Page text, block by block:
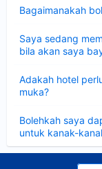
Bagaimanakah
Saya sedang
bila akan saya
Adakah hotel
muka?
Bolehkah saya
untuk kanak-